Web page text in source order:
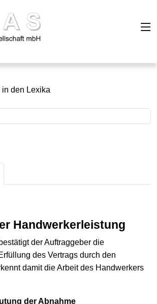
den Lexika
Handwerkerleistung
der Auftraggeber die
des Vertrags durch den
damit die Arbeit des Handwerkers
der Abnahme